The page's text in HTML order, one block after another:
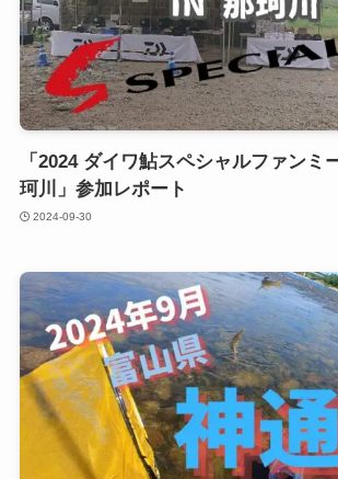
「2024 ダイワ鮎スペシャルファンミ
珂川」参加レポート
2024-09-30